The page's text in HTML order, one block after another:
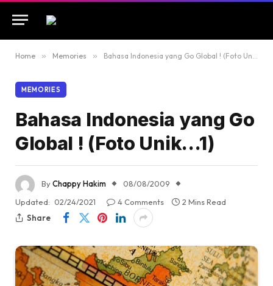
Home » Memories » Bahasa Indonesia yang Go Global ! (Foto Unik…1)
MEMORIES
Bahasa Indonesia yang Go
Global ! (Foto Unik…1)
ByChappy Hakim
08/08/2009
Updated: 02/24/2021 4 Comments
2 Mins Read
Share